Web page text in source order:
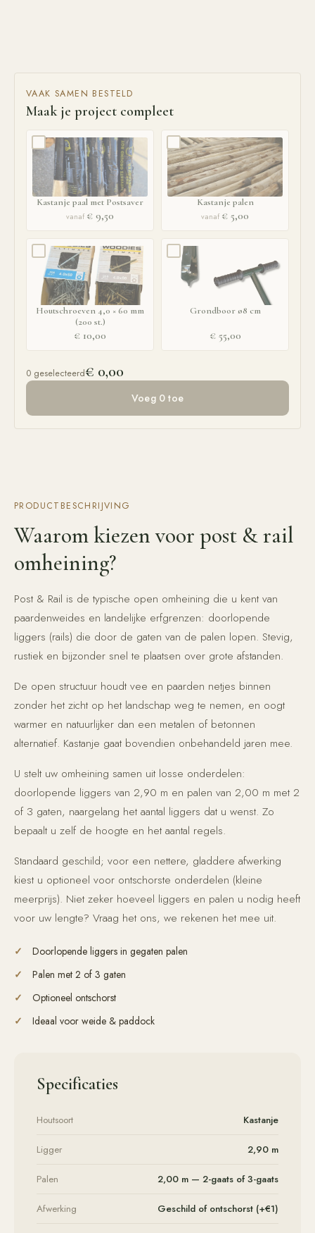
VAAK SAMEN BESTELD
Maak je project compleet
Kastanje paal met Postsaver
vanaf € 9,50
Kastanje palen
vanaf € 5,00
Houtschroeven 4,0 × 60 mm
(200 st.)
€ 10,00
Grondboor ø8 cm
€ 55,00
0 geselecteerd€ 0,00
Voeg 0 toe
PRODUCTBESCHRIJVING
Waarom kiezen voor post & rail
omheining?
Post & Rail is de typische open omheining die u kent van
paardenweides en landelijke erfgrenzen: doorlopende
liggers (rails) die door de gaten van de palen lopen. Stevig,
rustiek en bijzonder snel te plaatsen over grote afstanden.
De open structuur houdt vee en paarden netjes binnen
zonder het zicht op het landschap weg te nemen, en oogt
warmer en natuurlijker dan een metalen of betonnen
alternatief. Kastanje gaat bovendien onbehandeld jaren mee.
U stelt uw omheining samen uit losse onderdelen:
doorlopende liggers van 2,90 m en palen van 2,00 m met 2
of 3 gaten, naargelang het aantal liggers dat u wenst. Zo
bepaalt u zelf de hoogte en het aantal regels.
Standaard geschild; voor een nettere, gladdere afwerking
kiest u optioneel voor ontschorste onderdelen (kleine
meerprijs). Niet zeker hoeveel liggers en palen u nodig heeft
voor uw lengte? Vraag het ons, we rekenen het mee uit.
Doorlopende liggers in gegaten palen
Palen met 2 of 3 gaten
Optioneel ontschorst
Ideaal voor weide & paddock
Specificaties
Houtsoort Kastanje
Ligger 2,90 m
Palen 2,00 m — 2-gaats of 3-gaats
Afwerking Geschild of ontschorst (+€1)